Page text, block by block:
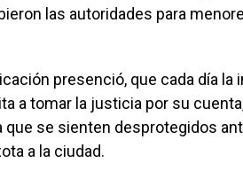
las autoridades para
presenció, que cada día la
a tomar la justicia por su
que se sienten desprotegidos
a la ciudad.